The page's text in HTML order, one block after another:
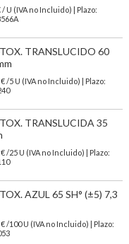
/ U (IVA no Incluido) | Plazo:
TRANSLUCIDO 60
/5 U (IVA no Incluido) | Plazo:
TRANSLUCIDA 35
/25 U (IVA no Incluido) | Plazo:
AZUL 65 SH° (±5) 7,3
/100 U (IVA no Incluido) | Plazo: